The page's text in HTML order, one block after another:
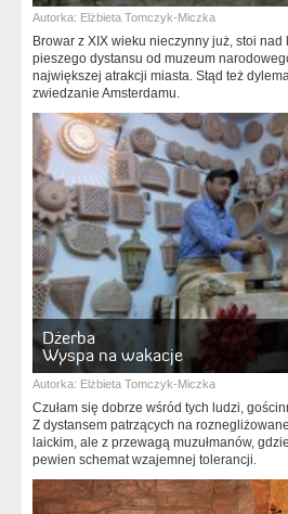
Autorka: Elżbieta Tomczyk-Miczka
Browar z XIX wieku nieczynny już, stoi nad
pieszego dystansu od muzeum
największej atrakcji miasta. Stąd też
zwiedzanie Amsterdamu.
Dżerba
Wyspa na wakacje
Autorka: Elżbieta Tomczyk-Miczka
Czułam się dobrze wśród tych ludzi,
Z dystansem patrzących na
laickim, ale z przewagą muzułmanów,
pewien schemat wzajemnej tolerancji.